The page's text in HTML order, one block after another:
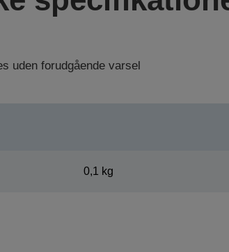
uden forudgående varsel
0,1 kg